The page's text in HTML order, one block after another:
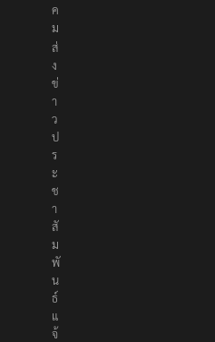
ค
ม
ส่
ง
ข่
า
ว
ป
ร
ะ
ช
า
สั
ม
พั
น
ธ์
แ
จ้